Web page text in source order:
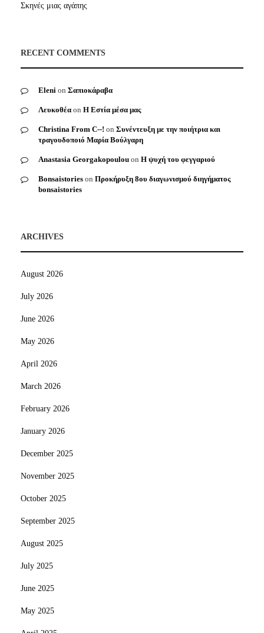
Σκηνές μιας αγάπης
RECENT COMMENTS
Eleni on Σαπιοκάραβα
Λευκοθέα on Η Εστία μέσα μας
Christina From C--! on Συνέντευξη με την ποιήτρια και
τραγουδοποιό Μαρία Βούλγαρη
Anastasia Georgakopoulou on Η ψυχή του φεγγαριού
Bonsaistories on Προκήρυξη 8ου διαγωνισμού διηγήματος
bonsaistories
ARCHIVES
August 2026
July 2026
June 2026
May 2026
April 2026
March 2026
February 2026
January 2026
December 2025
November 2025
October 2025
September 2025
August 2025
July 2025
June 2025
May 2025